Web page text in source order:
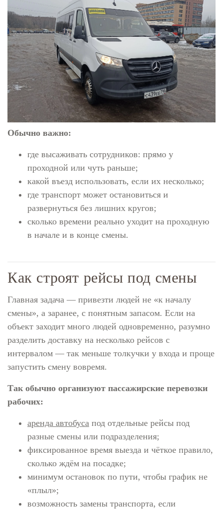
Обычно важно:
где высаживать сотрудников: прямо у
проходной или чуть раньше;
какой въезд использовать, если их несколько;
где транспорт может остановиться и
развернуться без лишних кругов;
сколько времени реально уходит на проходную
в начале и в конце смены.
Как строят рейсы под смены
Главная задача — привезти людей не «к началу
смены», а заранее, с понятным запасом. Если на
объект заходит много людей одновременно, разумно
разделить доставку на несколько рейсов с
интервалом — так меньше толкучки у входа и проще
запустить смену вовремя.
Так обычно организуют пассажирские перевозки
рабочих:
аренда автобуса под отдельные рейсы под
разные смены или подразделения;
фиксированное время выезда и чёткое правило,
сколько ждём на посадке;
минимум остановок по пути, чтобы график не
«плыл»;
возможность замены транспорта, если